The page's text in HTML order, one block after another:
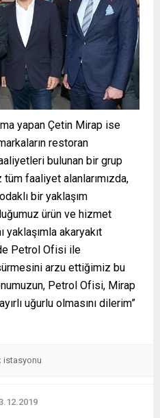
yapan Çetin Mirap ise
restoran
bulunan bir grup
tüm faaliyet alanlarımızda,
bir yaklaşım
ürün ve hizmet
yaklaşımla akaryakıt
Petrol Ofisi ile
arzu ettiğimiz bu
Petrol Ofisi, Mirap
uğurlu olmasını dilerim”
istasyonu